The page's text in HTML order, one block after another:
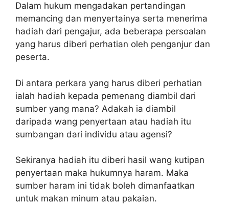
Dalam hukum mengadakan pertandingan
memancing dan menyertainya serta menerima
hadiah dari pengajur, ada beberapa persoalan
yang harus diberi perhatian oleh penganjur dan
peserta.
Di antara perkara yang harus diberi perhatian
ialah hadiah kepada pemenang diambil dari
sumber yang mana? Adakah ia diambil
daripada wang penyertaan atau hadiah itu
sumbangan dari individu atau agensi?
Sekiranya hadiah itu diberi hasil wang kutipan
penyertaan maka hukumnya haram. Maka
sumber haram ini tidak boleh dimanfaatkan
untuk makan minum atau pakaian.